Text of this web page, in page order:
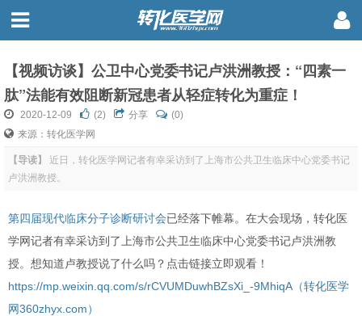
【视频访谈】公卫中心党委书记卢洪洲教授：“四素一
肽”法能有效阻断新冠患者从轻症转化为重症！
2020-12-09 (2) 分享
(0)
来源：转化医学网
【导读】
近日，转化医学网记者有幸采访到了上海市公共卫生临床中心党委书记
卢洪洲教授。
第四届现代临床分子诊断研讨会已经落下帷幕。在大会现场，转化医
学网记者有幸采访到了 上海市公共卫生临床中心党委书记卢洪洲教
授。想知道卢教授说了什么吗？点击链接立即观看！
https://mp.weixin.qq.com/s/rCVUMDuwhBZsXi_-9MhiqA （转化医学
网360zhyx.com）